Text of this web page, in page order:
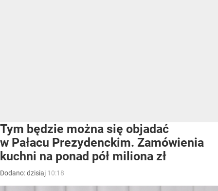
Tym będzie można się objadać
w Pałacu Prezydenckim. Zamówienia
kuchni na ponad pół miliona zł
Dodano:dzisiaj 10:18